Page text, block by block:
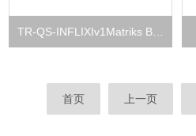
TR-QS-INFLIXIv1Matriks Biotek
首页 上一页